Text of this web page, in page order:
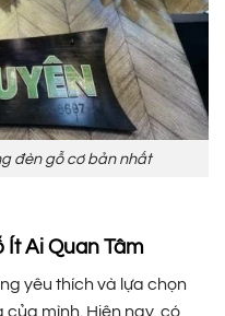
đèn gỗ cơ bản nhất
Ít Ai Quan Tâm
yêu thích và lựa chọn
mình. Hiện nay, có